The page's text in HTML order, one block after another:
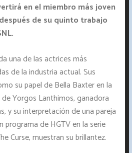
en el miembro más joven
de su quinto trabajo
una de las actrices más
de la industria actual. Sus
su papel de Bella Baxter en la
Yorgos Lanthimos, ganadora
y su interpretación de una pareja
programa de HGTV en la serie
Curse, muestran su brillantez.